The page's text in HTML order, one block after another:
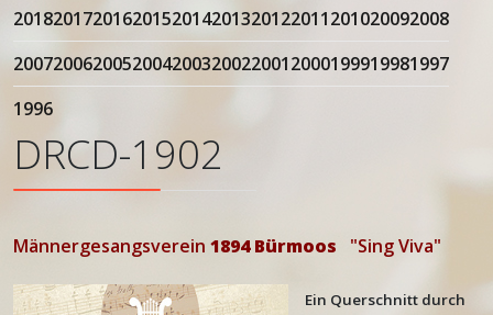
20182017201620152014201320122011201020092008
20072006200520042003200220012000199919981997
1996
DRCD-1902
Männergesangsverein 1894 Bürmoos "Sing Viva"
Ein Querschnitt durch